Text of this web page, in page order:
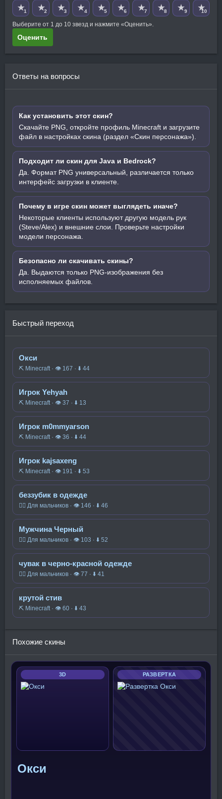
★1 ★2 ★3 ★4 ★5 ★6 ★7 ★8 ★9 ★10
Выберите от 1 до 10 звезд и нажмите «Оценить».
Оценить
Ответы на вопросы
Как установить этот скин?
Скачайте PNG, откройте профиль Minecraft и загрузите
файл в настройках скина (раздел «Скин персонажа»).
Подходит ли скин для Java и Bedrock?
Да. Формат PNG универсальный, различается только
интерфейс загрузки в клиенте.
Почему в игре скин может выглядеть иначе?
Некоторые клиенты используют другую модель рук
(Steve/Alex) и внешние слои. Проверьте настройки
модели персонажа.
Безопасно ли скачивать скины?
Да. Выдаются только PNG-изображения без
исполняемых файлов.
Быстрый переход
Окси
⛏️ Minecraft · 👁 167 · ⬇ 44
Игрок Yehyah
⛏️ Minecraft · 👁 37 · ⬇ 13
Игрок m0mmyarson
⛏️ Minecraft · 👁 36 · ⬇ 44
Игрок kajsaxeng
⛏️ Minecraft · 👁 191 · ⬇ 53
беззубик в одежде
🧍‍♂️ Для мальчиков · 👁 146 · ⬇ 46
Мужчина Черный
🧍‍♂️ Для мальчиков · 👁 103 · ⬇ 52
чувак в черно-красной одежде
🧍‍♂️ Для мальчиков · 👁 77 · ⬇ 41
крутой стив
⛏️ Minecraft · 👁 60 · ⬇ 43
Похожие скины
3D РАЗВЕРТКА
Окси